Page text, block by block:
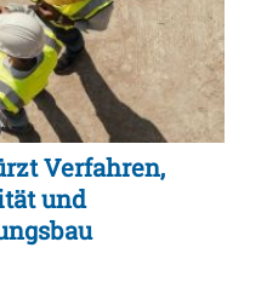
Verfahren,
und